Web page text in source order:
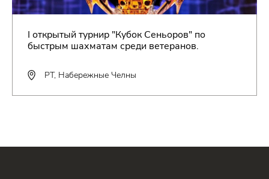
I открытый турнир "Кубок Сеньоров" по
быстрым шахматам среди ветеранов.
РТ, Набережные Челны